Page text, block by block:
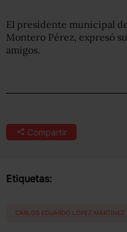
El presidente municipal
Montero Pérez, expresó
amigos.
Compartir
Etiquetas:
CARLOS EDUARDO LÓPEZ MARTÍNEZ